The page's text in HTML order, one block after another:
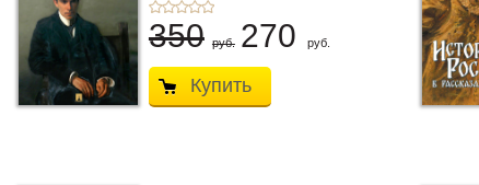
350 руб. 270 руб.
Купить